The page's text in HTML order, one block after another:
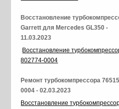
Восстановление
Garrett для Mercedes GL350 -
11.03.2023
Восстановление
802774-0004
Ремонт турбокомпрессора
0004 - 02.03.2023
Восстановление